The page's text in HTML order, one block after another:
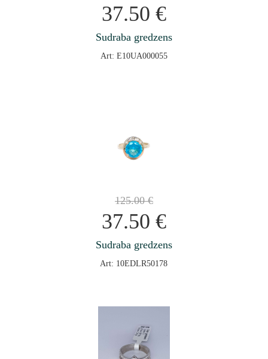
37.50 €
Sudraba gredzens
Art: E10UA000055
125.00€
37.50 €
Sudraba gredzens
Art: 10EDLR50178